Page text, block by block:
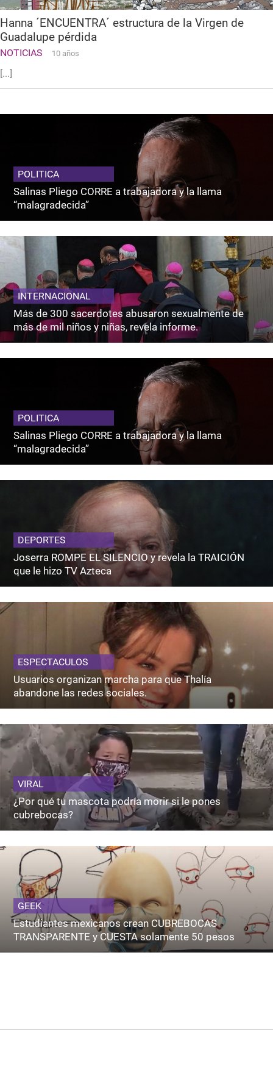
Hanna ´ENCUENTRA´ estructura de la Virgen de
Guadalupe pérdida
NOTICIAS 10 años
[...]
POLITICA
Salinas Pliego CORRE a trabajadora y la llama
“malagradecida”
INTERNACIONAL
Más de 300 sacerdotes abusaron sexualmente de
más de mil niños y niñas, revela informe.
POLITICA
Salinas Pliego CORRE a trabajadora y la llama
“malagradecida”
DEPORTES
Joserra ROMPE EL SILENCIO y revela la TRAICIÓN
que le hizo TV Azteca
ESPECTACULOS
Usuarios organizan marcha para que Thalía
abandone las redes sociales.
VIRAL
¿Por qué tu mascota podría morir si le pones
cubrebocas?
GEEK
Estudiantes mexicanos crean CUBREBOCAS
TRANSPARENTE y CUESTA solamente 50 pesos